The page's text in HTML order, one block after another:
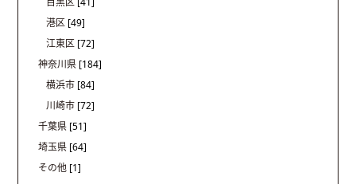
港区 [49]
江東区 [72]
神奈川県 [184]
横浜市 [84]
川崎市 [72]
千葉県 [51]
埼玉県 [64]
その他 [1]